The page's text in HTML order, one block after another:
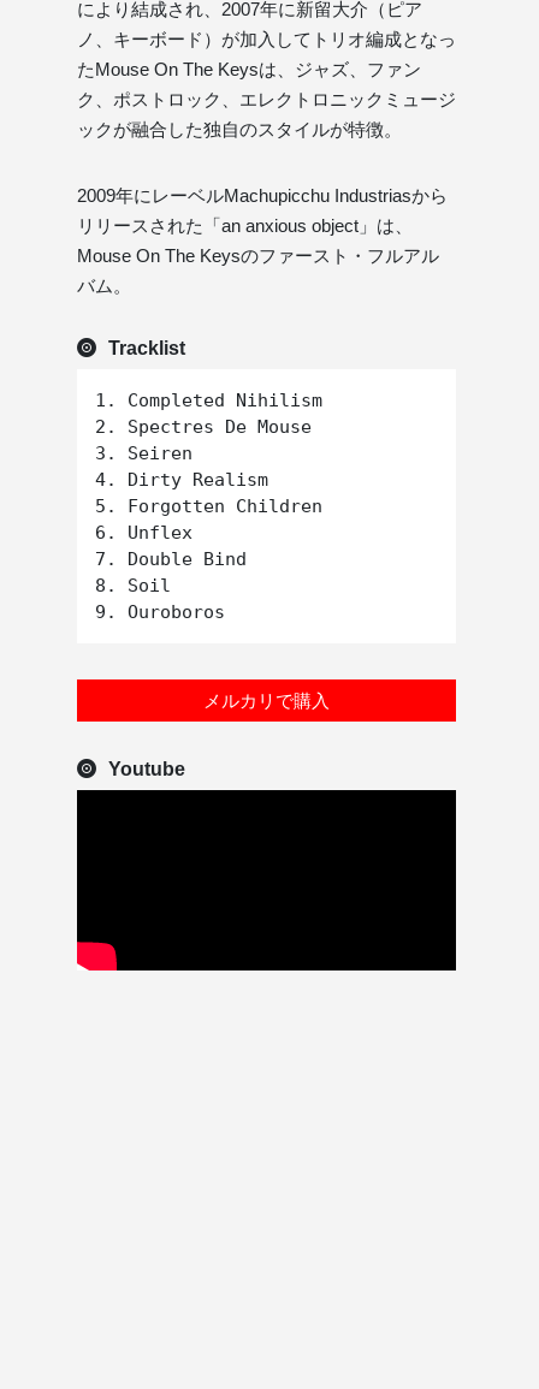
により結成され、2007年に新留大介（ピア
ノ、キーボード）が加入してトリオ編成となっ
たMouse On The Keysは、ジャズ、ファン
ク、ポストロック、エレクトロニックミュージ
ックが融合した独自のスタイルが特徴。
2009年にレーベルMachupicchu Industriasから
リリースされた「an anxious object」は、
Mouse On The Keysのファースト・フルアル
バム。
Tracklist
1. Completed Nihilism
2. Spectres De Mouse
3. Seiren
4. Dirty Realism
5. Forgotten Children
6. Unflex
7. Double Bind
8. Soil
メルカリで購入
Youtube